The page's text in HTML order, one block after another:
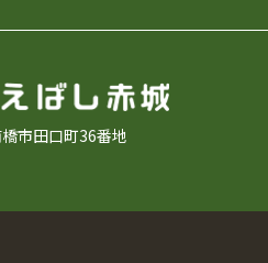
市田口町36番地